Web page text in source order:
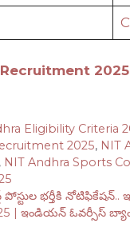
Eligibility Criteria
2025, NIT
, NIT Andhra Sports
పోస్టుల భర్తీకి
| ఇండియన్ ఓవర్సీస్